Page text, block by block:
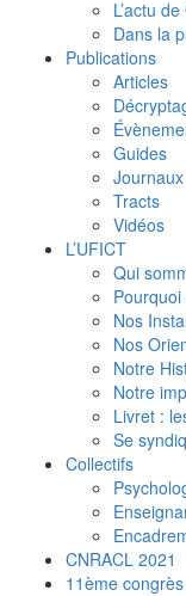
L’actu
Dans la
Publications
Articles
Guides
Journaux
Tracts
Vidéos
L’UFICT
Qui
Nos
Nos
Notre
Notre
Livret :
Se
Collectifs
CNRACL 2021
11ème congrès